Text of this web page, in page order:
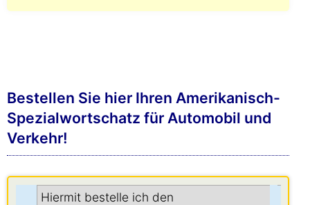
Bestellen Sie hier Ihren Amerikanisch-
Spezialwortschatz für Automobil und
Verkehr!
Hiermit bestelle ich den